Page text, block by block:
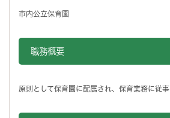
市内公立保育園
職務概要
原則として保育園に配属され、保育業務に従事